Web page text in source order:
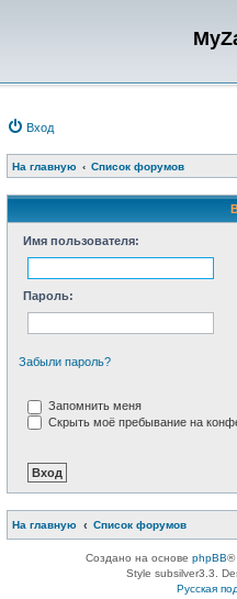
Вход
На главную Список форумов
Имя пользователя:
Пароль:
Забыли пароль?
Запомнить меня
Скрыть моё пребывание на
На главную Список форумов
Создано на основе phpBB®
Style subsilver3.3.
Русская